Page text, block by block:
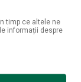
timp ce altele ne
informații despre